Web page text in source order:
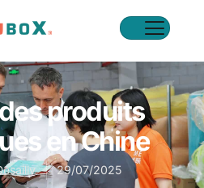
produits
en Chine
29/07/2025